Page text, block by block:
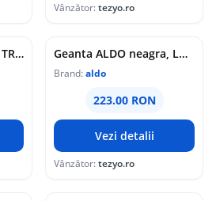
Vânzător:tezyo.ro
Geanta ALDO neagra, TRINTY 001, din piele ecologica Geanta ALDO neagra, LOTHYCAN 001, din piele ecologica
Brand:aldo
223.00 RON
Vezi detalii
Vânzător:tezyo.ro